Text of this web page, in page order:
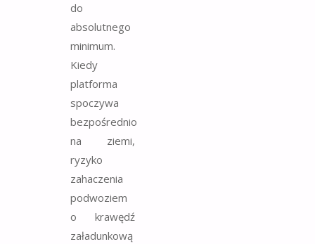
do
absolutnego
minimum.
Kiedy
platforma
spoczywa
bezpośrednio
na ziemi,
ryzyko
zahaczenia
podwoziem
o krawędź
załadunkową